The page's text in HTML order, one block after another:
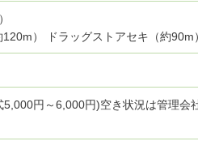
） ドラッグストアセキ（約90m
円～6,000円)空き状況は管理会